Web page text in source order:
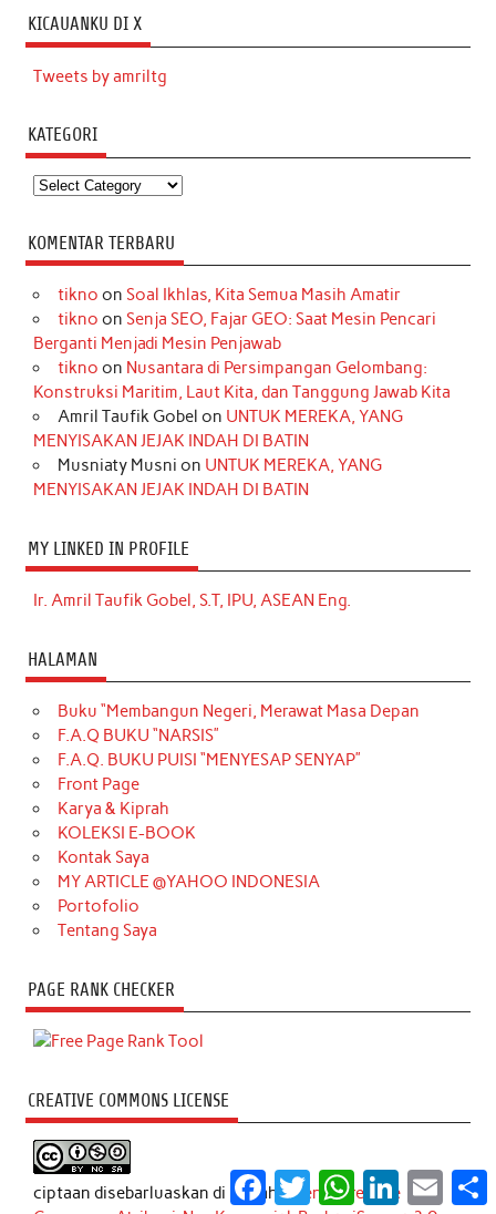
KICAUANKU DI X
Tweets by amriltg
KATEGORI
Kategori
KOMENTAR TERBARU
tikno on Soal Ikhlas, Kita Semua Masih Amatir
tikno on Senja SEO, Fajar GEO: Saat Mesin Pencari
Berganti Menjadi Mesin Penjawab
tikno on Nusantara di Persimpangan Gelombang:
Konstruksi Maritim, Laut Kita, dan Tanggung Jawab Kita
Amril Taufik Gobel on UNTUK MEREKA, YANG
MENYISAKAN JEJAK INDAH DI BATIN
Musniaty Musni on UNTUK MEREKA, YANG
MENYISAKAN JEJAK INDAH DI BATIN
MY LINKED IN PROFILE
Ir. Amril Taufik Gobel, S.T, IPU, ASEAN Eng.
HALAMAN
Buku “Membangun Negeri, Merawat Masa Depan
F.A.Q BUKU “NARSIS”
F.A.Q. BUKU PUISI “MENYESAP SENYAP”
Front Page
Karya & Kiprah
KOLEKSI E-BOOK
Kontak Saya
MY ARTICLE @YAHOO INDONESIA
Portofolio
Tentang Saya
PAGE RANK CHECKER
CREATIVE COMMONS LICENSE
ciptaan disebarluaskan di bawahLisensi Creative
Facebook
Twitter WhatsApp
LinkedInEmail